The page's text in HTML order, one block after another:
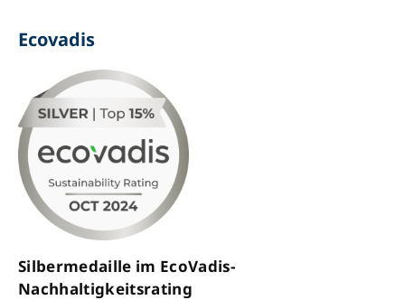
Ecovadis
Silbermedaille im EcoVadis-
Nachhaltigkeitsrating